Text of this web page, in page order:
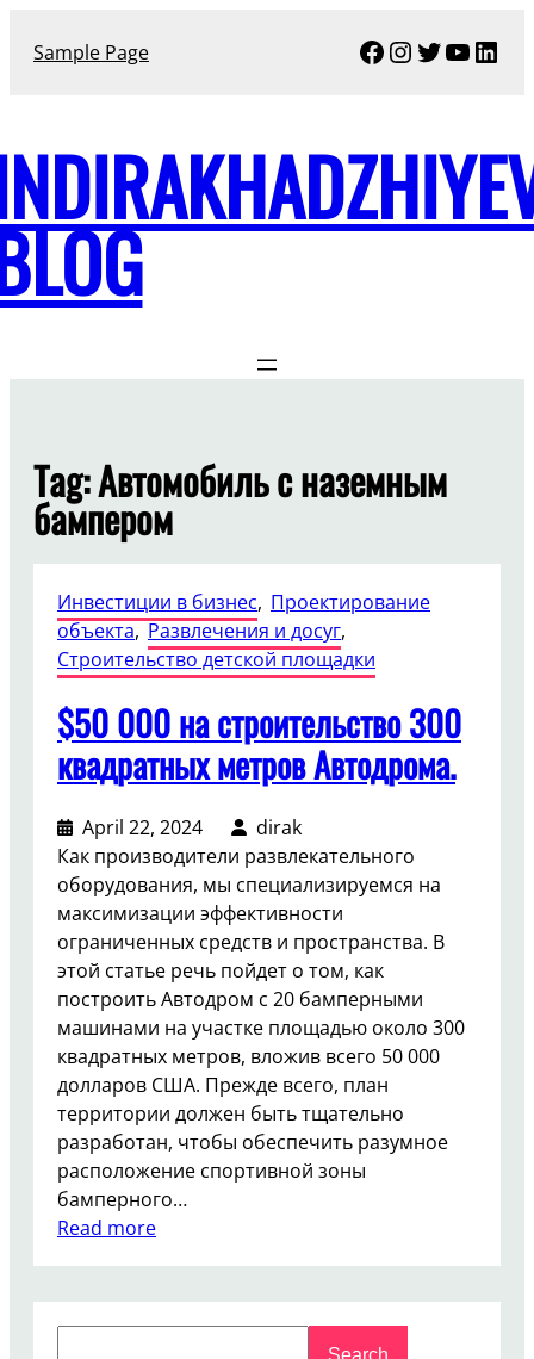
Sample Page Facebook
Instagram
Twitter
Tag:Автомобиль с наземным
бампером
Инвестиции в бизнес, Проектирование
объекта, Развлечения и досуг,
Строительство детской площадки
$50 000 на строительство 300
квадратных метров Автодрома.
April 22, 2024
dirak
Как производители развлекательного
оборудования, мы специализируемся на
максимизации эффективности
ограниченных средств и пространства. В
этой статье речь пойдет о том, как
построить Автодром с 20 бамперными
машинами на участке площадью около 300
квадратных метров, вложив всего 50 000
долларов США. Прежде всего, план
территории должен быть тщательно
разработан, чтобы обеспечить разумное
расположение спортивной зоны
бамперного…
Read more: